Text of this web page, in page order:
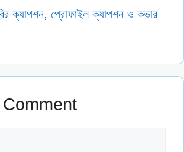
ক্যাপশন, প্রোফাইল ক্যাপশন ও কভার